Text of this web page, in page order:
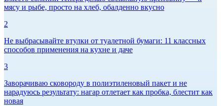
мясу и рыбе, просто на хлеб, обалденно вкусно
2
Не выбрасывайте втулки от туалетной бумаги: 11 классных
способов применения на кухне и даче
3
Заворачиваю сковороду в полиэтиленовый пакет и не
нарадуюсь результату: нагар отлетает как пробка, блестит как
новая